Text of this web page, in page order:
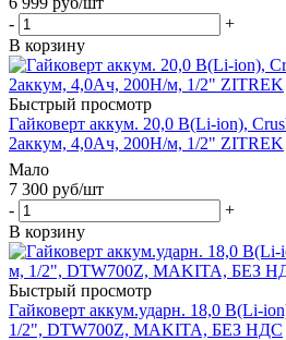
-
+
В корзину
Быстрый просмотр
Гайковерт аккум. 20,0 В(Li-ion),
2аккум, 4,0Ач, 200Н/м, 1/2" ZITREK
Мало
7 300 руб/шт
-
+
В корзину
Быстрый просмотр
Гайковерт аккум.ударн. 18,0 В(Li-
1/2", DTW700Z, MAKITA, БЕЗ НДС